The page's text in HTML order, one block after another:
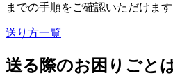
までの手順をご確認いただけます
送り方一覧
送る際のお困りごと